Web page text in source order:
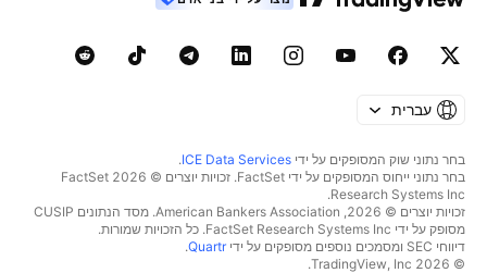
עברית
בחר נתוני שוק המסופקים על ידי ICE Data Services
.
בחר נתוני ייחוס המסופקים על ידי FactSet. זכויות יוצרים © 2026 ‏FactSet
Research Systems Inc.‏
זכויות יוצרים © 2026, ‏American Bankers Association. מסד הנתונים CUSIP
מסופק על ידי FactSet Research Systems Inc. כל הזכויות שמורות.
דיווחי SEC ומסמכים נוספים מסופקים על ידי
Quartr
.
© 2026 ‏TradingView, Inc.‏